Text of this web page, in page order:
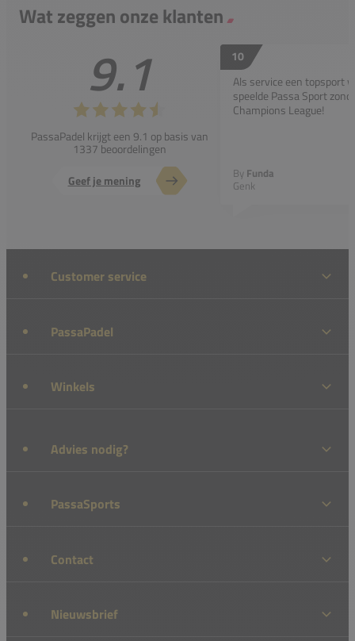
Wat zeggen onze klanten
9.1
PassaPadel krijgt een 9.1 op basis van
1337 beoordelingen
Geef je mening
10
Als service een topsport
speelde Passa Sport
Champions League!
By Funda
Genk
Customer service
PassaPadel
Winkels
Advies nodig?
PassaSports
Contact
Nieuwsbrief